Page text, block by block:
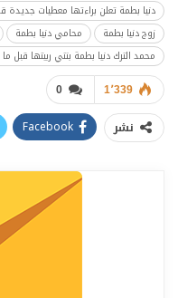
دنيا بطمة تعلن براءتها معطيات
زوج دنيا بطمة
محامي دنيا بطمة
محمد الترك دنيا بطمة بنتي ربيتها قبل
0 1٬339
نشر Facebook